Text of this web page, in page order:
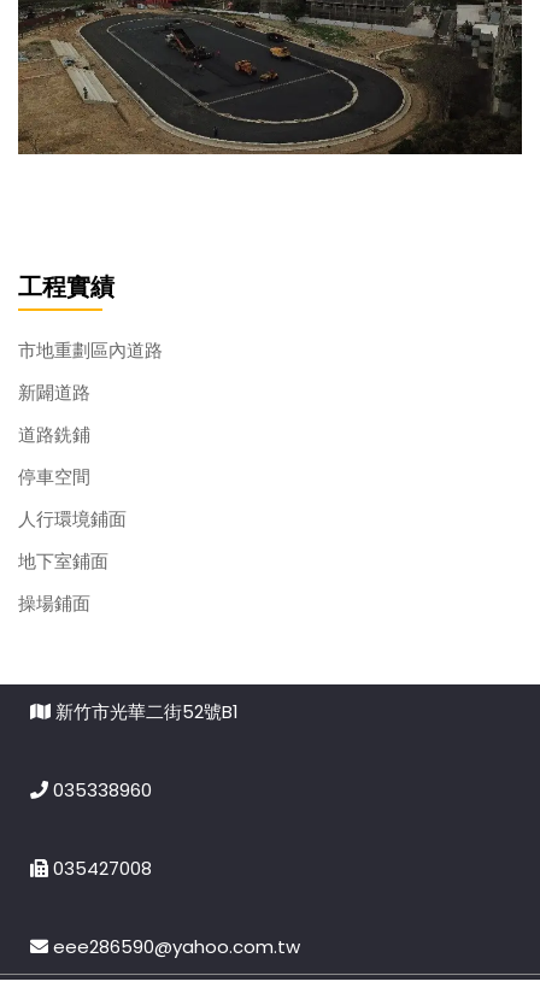
工程實績
市地重劃區內道路
新闢道路
道路銑鋪
停車空間
人行環境鋪面
地下室鋪面
操場鋪面
新竹市光華二街52號B1
035338960
035427008
eee286590@yahoo.com.tw